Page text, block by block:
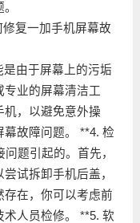
由于屏幕上的污垢
专业的屏幕清洁工
机，以避免意外操
故障问题。 **4. 检
题引起的。首先，
试拆卸手机后盖，
在，你可以考虑前
人员检修。 **5. 软